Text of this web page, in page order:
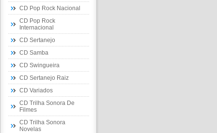
CD Pop Rock Nacional
CD Pop Rock
Internacional
CD Sertanejo
CD Samba
CD Swingueira
CD Sertanejo Raiz
CD Variados
CD Trilha Sonora De
Filmes
CD Trilha Sonora
Novelas